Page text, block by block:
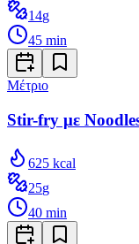
14g
45 min
Μέτριο
Stir-fry με
625 kcal
25g
40 min